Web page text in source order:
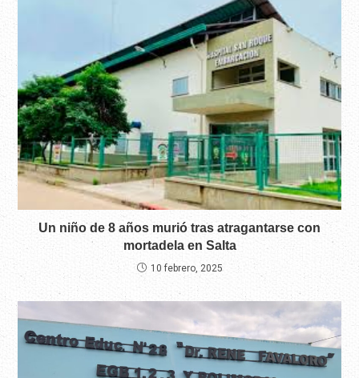
Un niño de 8 años murió tras atragantarse con
mortadela en Salta
10 febrero, 2025